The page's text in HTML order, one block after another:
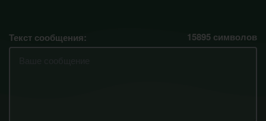
Текст сообщения: 15895 символов